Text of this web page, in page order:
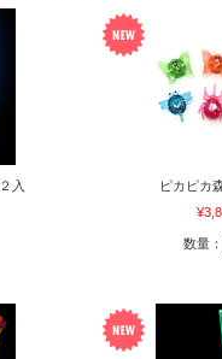
入
ピカピカ
数量：